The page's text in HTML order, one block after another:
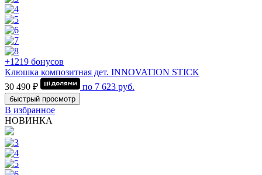
+1219 бонусов
Клюшка композитная дет. INNOVATION STICK
30 490 ₽
по 7 623 руб.
быстрый просмотр
В избранное
НОВИНКА